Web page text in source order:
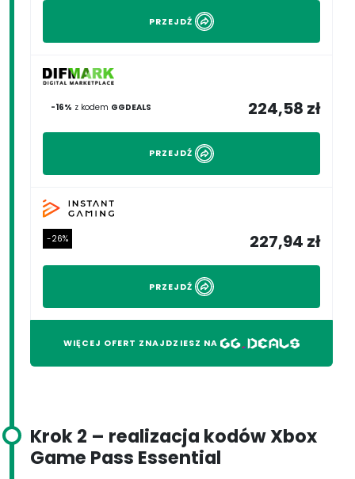
PRZEJDŹ
-16% z kodem GGDEALS 224,58 zł
PRZEJDŹ
-26% 227,94 zł
PRZEJDŹ
WIĘCEJ OFERT ZNAJDZIESZ NA
Krok 2 – realizacja kodów Xbox
Game Pass Essential